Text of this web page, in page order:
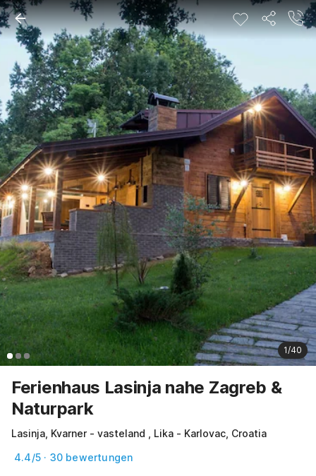
1/40
Ferienhaus Lasinja nahe Zagreb &
Naturpark
Lasinja, Kvarner - vasteland , Lika - Karlovac, Croatia
4.4/5 · 30 bewertungen